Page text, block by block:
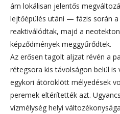
ám lokálisan jelentős
lejtőépülés utáni — fázis során
reaktiválódtak, majd a
képződmények meggyűrődtek.
Az erősen tagolt aljzat révén a
rétegsora kis távolságon belül
egykori átöröklött mélyedések
peremek eltérítették azt.
vízmélység helyi